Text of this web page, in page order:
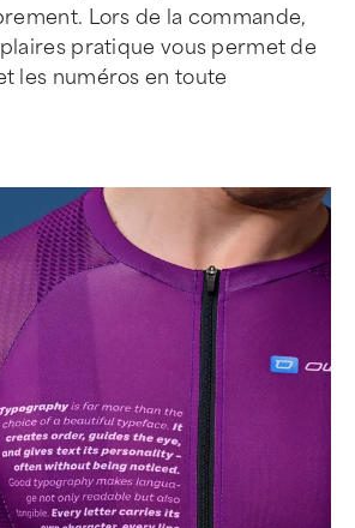
Lors de la commande,
pratique vous permet de
les numéros en toute